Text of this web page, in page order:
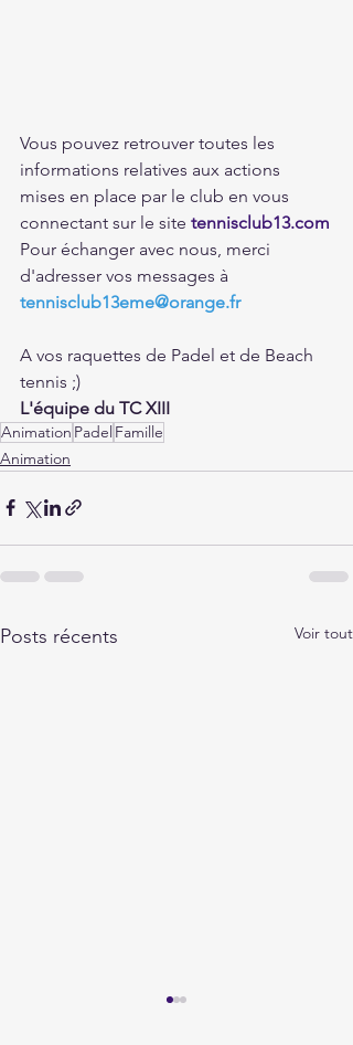
Vous pouvez retrouver toutes les
informations relatives aux actions
mises en place par le club en vous
connectant sur le site tennisclub13.com
Pour échanger avec nous, merci
d'adresser vos messages à
tennisclub13eme@orange.fr
A vos raquettes de Padel et de Beach
tennis ;)
L'équipe du TC XIII
Animation Padel Famille
Animation
Posts récents Voir tout